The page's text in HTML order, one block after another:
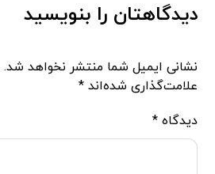
دیدگاهتان را بنویسید
نشانی ایمیل شما منتشر نخواهد شد.
علامت‌گذاری شده‌اند*
دیدگاه*